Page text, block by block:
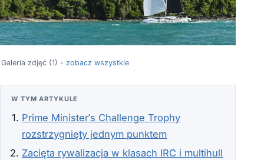
Galeria zdjęć (1) - zobacz wszystkie
W TYM ARTYKULE
Prime Minister’s Challenge Trophy
rozstrzygnięty jednym punktem
Zacięta rywalizacja w klasach IRC i multihull